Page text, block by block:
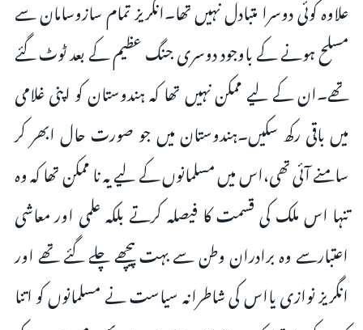
علاوہ کوئی دوسرا متبادل نہیں تھا۔انگریز تمام سازوسامان سے
مسلح ہونے کے باوجود دوسری جنگ عظیم کے بعد ٹوٹ گئے
تھے۔ان کے لیے ممکن نہیں تھا کہ ہندوستان کو اپنی غلامی
میں باقی رکھ سکیں۔ہندوستان میں جو صورت حال ابھر کر
سامنے آئی تھی،اس میں مسلمانوں کے لیے یہ نا ممکن تھا کہ وہ
تنہا اس ملک کی قسمت کا فیصلہ کرتے بلکہ علمی اور معاشی
اعتبارسے وہ برادران وطن سے بہت پیچھے چلے گئے تھے اور
انگریز نوازی یااس کی شاطرانہ سیاست نے مسلمانوں کو اتنا